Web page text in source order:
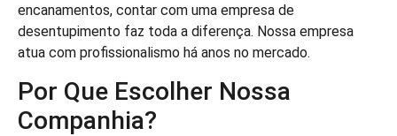
encanamentos, contar com uma empresa de
desentupimento faz toda a diferença. Nossa empresa
atua com profissionalismo há anos no mercado.
Por Que Escolher Nossa
Companhia?